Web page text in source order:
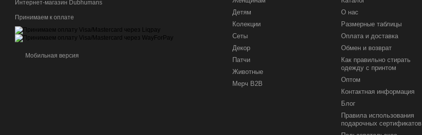
Интернет-магазин Dubhumans
Принимаем к оплате
Мобильная версия
Детям
Колекции
Сеты
Декор
Патчи
Животные
Мерч B2B
О нас
Размерные таблицы
Оплата и доставка
Обмен и возврат
Как правильно стирать
одежду с принтом
Оптом
Контактная информация
Блог
Правила использования
подарочных сертификатов